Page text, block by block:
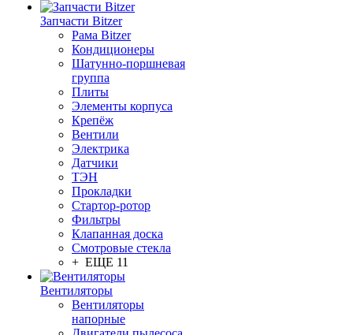
Запчасти Bitzer
Рама Bitzer
Кондиционеры
Шатунно-поршневая
группа
Плиты
Элементы корпуса
Крепёж
Вентили
Электрика
Датчики
ТЭН
Прокладки
Стартор-ротор
Фильтры
Клапанная доска
Смотровые стекла
+ ЕЩЕ 11
Вентиляторы
Вентиляторы
напорные